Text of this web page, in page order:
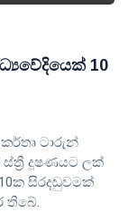
10
ටාරුන්
දූෂණයට ලක්
සිරදඬුවමක්
තිබේ.